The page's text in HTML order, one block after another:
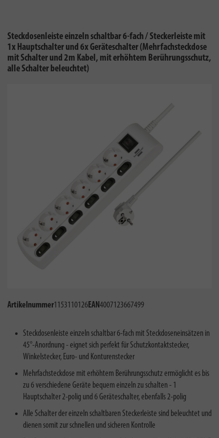
Steckdosenleiste einzeln schaltbar 6-fach / Steckerleiste mit
1x Hauptschalter und 6x Geräteschalter (Mehrfachsteckdose
mit Schalter und 2m Kabel, mit erhöhtem Berührungsschutz,
alle Schalter beleuchtet)
Artikelnummer1153110126EAN4007123667499
Steckdosenleiste einzeln schaltbar 6-fach mit Steckdoseneinsätzen in
45°-Anordnung - eignet sich perfekt für Schutzkontaktstecker,
Winkelstecker, Euro- und Konturenstecker
Mehrfachsteckdose mit erhöhtem Berührungsschutz ermöglicht es bis
zu 6 verschiedene Geräte bequem einzeln zu schalten - 1
Hauptschalter 2-polig und 6 Geräteschalter, ebenfalls 2-polig
Alle Schalter der einzeln schaltbaren Steckerleiste sind beleuchtet und
dienen somit zur schnellen und sicheren Kontrolle